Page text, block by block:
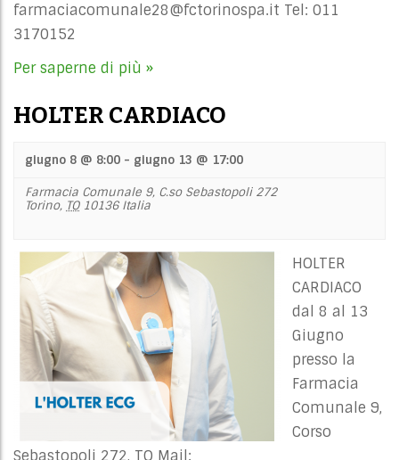
farmaciacomunale28@fctorinospa.it Tel: 011
3170152
Per saperne di più »
HOLTER CARDIACO
giugno 8 @ 8:00 - giugno 13 @ 17:00
Farmacia Comunale 9, C.so Sebastopoli 272
Torino, TO 10136 Italia
HOLTER
CARDIACO
dal 8 al 13
Giugno
presso la
Farmacia
Comunale 9,
Corso
Sebastopoli 272, TO Mail: